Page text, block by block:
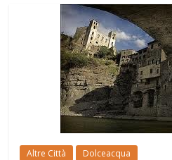
Altre Città Dolceacqua